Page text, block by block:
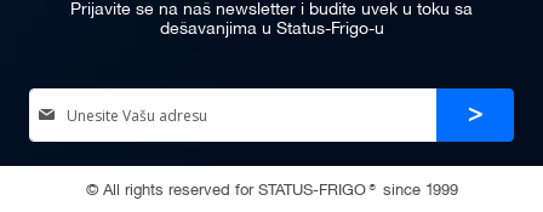
Prijavite se na naš newsletter i budite uvek u toku sa
dešavanjima u Status-Frigo-u
Up
Newsletter:
Prijava
© All rights reserved for STATUS-FRIGO® since 1999